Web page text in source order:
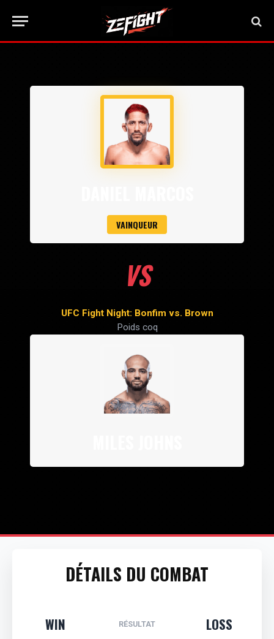
VAINQUEUR
VS
UFC Fight Night: Bonfim vs. Brown
Poids coq
DÉTAILS DU COMBAT
WIN RÉSULTAT
LOSS